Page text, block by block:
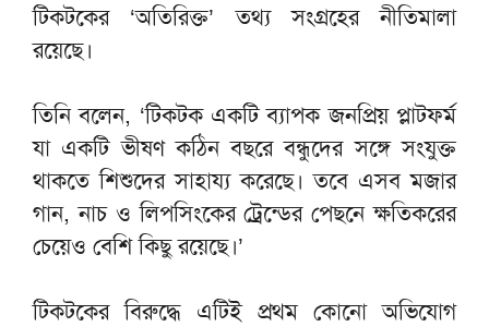
টিকটকের ‘অতিরিক্ত’ তথ্য সংগ্রহের নীতিমালা
রয়েছে।
তিনি বলেন, ‘টিকটক একটি ব্যাপক জনপ্রিয় প্লাটফর্ম
যা একটি ভীষণ কঠিন বছরে বন্ধুদের সঙ্গে সংযুক্ত
থাকতে শিশুদের সাহায্য করেছে। তবে এসব মজার
গান, নাচ ও লিপসিংকের ট্রেন্ডের পেছনে ক্ষতিকরের
চেয়েও বেশি কিছু রয়েছে।’
টিকটকের বিরুদ্ধে এটিই প্রথম কোনো অভিযোগ